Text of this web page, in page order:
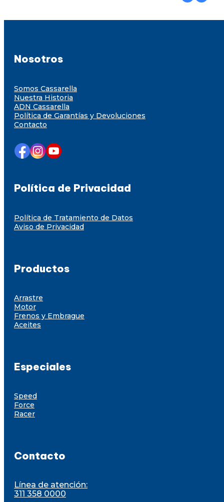
Nosotros
Somos Cassarella
Nuestra Historia
ADN Cassarella
Política de Garantías y Devoluciones
Contacto
Política de Privacidad
Política de Tratamiento de Datos
Aviso de Privacidad
Productos
Arrastre
Motor
Frenos y Embrague
Aceites
Especiales
Speed
Force
Racer
Contacto
Línea de atención:
311 358 0000